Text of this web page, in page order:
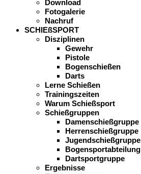
Download
Fotogalerie
Nachruf
SCHIEßSPORT
Disziplinen
Gewehr
Pistole
Bogenschießen
Darts
Lerne Schießen
Trainingszeiten
Warum Schießsport
Schießgruppen
Damenschießgruppe
Herrenschießgruppe
Jugendschießgruppe
Bogensportabteilung
Dartsportgruppe
Ergebnisse